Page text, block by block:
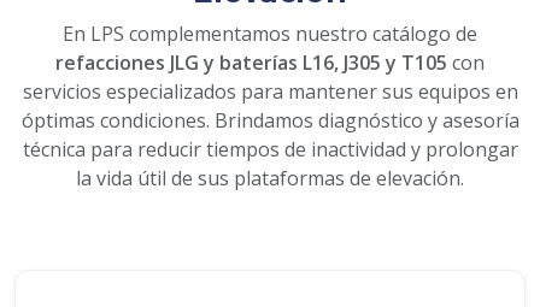
En LPS complementamos nuestro catálogo de
refacciones JLG y baterías L16, J305 y T105 con
servicios especializados para mantener sus equipos en
óptimas condiciones. Brindamos diagnóstico y asesoría
técnica para reducir tiempos de inactividad y prolongar
la vida útil de sus plataformas de elevación.